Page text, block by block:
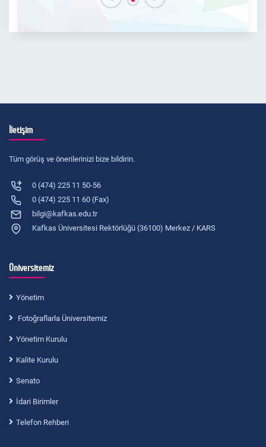
İletişim
Tüm görüş ve önerilerinizi bize bildirin.
0 (474) 225 11 50-56
0 (474) 225 11 60 (Fax)
bilgi@kafkas.edu.tr
Kafkas Üniversitesi Rektörlüğü (36100) Merkez / KARS
Üniversitemiz
Yönetim
Fotoğraflarla Üniversitemiz
Yönetim Kurulu
Kalite Kurulu
Senato
İdari Birimler
Telefon Rehberi